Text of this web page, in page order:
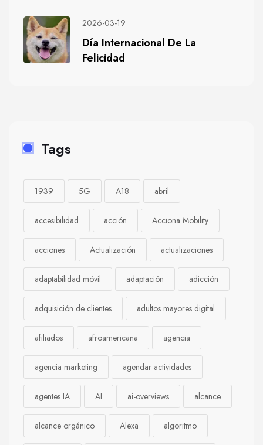
2026-03-19
Día Internacional De La
Felicidad
Tags
1939 5G A18 abril
accesibilidad acción Acciona Mobility
acciones Actualización actualizaciones
adaptabilidad móvil adaptación adicción
adquisición de clientes adultos mayores digital
afiliados afroamericana agencia
agencia marketing agendar actividades
agentes IA AI ai-overviews alcance
alcance orgánico Alexa algoritmo